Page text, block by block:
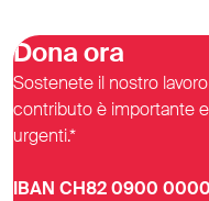
Dona ora
Sostenete il nostro
contributo è importante
urgenti.*
IBAN CH82 0900